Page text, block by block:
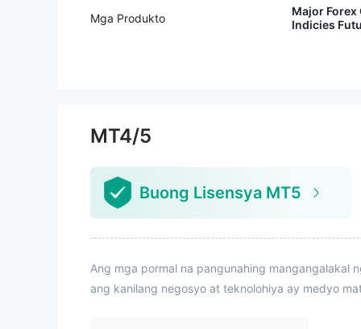
Mga Produkto
Major Forex
Indicies
MT4/5
Buong Lisensya MT5
Ang mga pormal na pangunahing mangangalakal
ang kanilang negosyo at teknolohiya ay medyo